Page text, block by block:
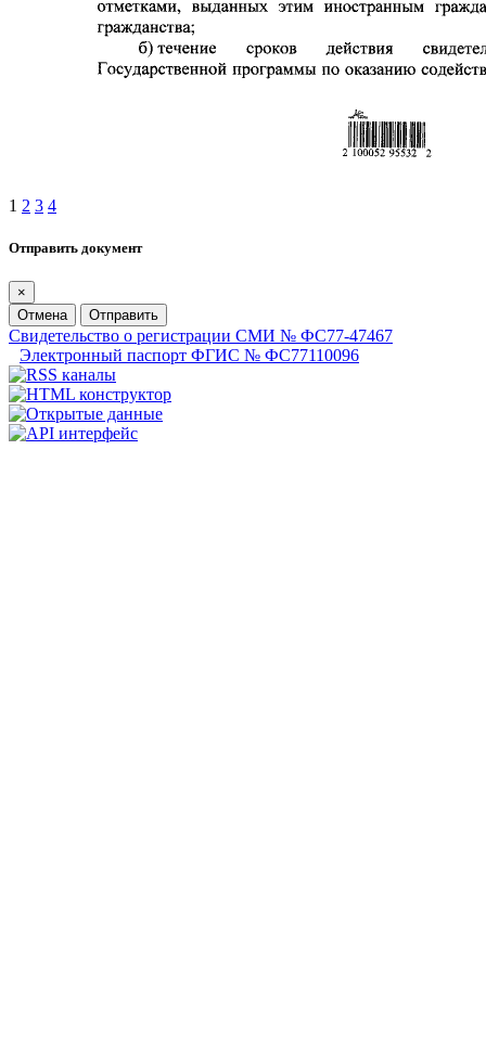
1 2 3 4
Отправить документ
×
Отмена
Отправить
Свидетельство о регистрации СМИ № ФС77-47467
Электронный паспорт ФГИС № ФС77110096